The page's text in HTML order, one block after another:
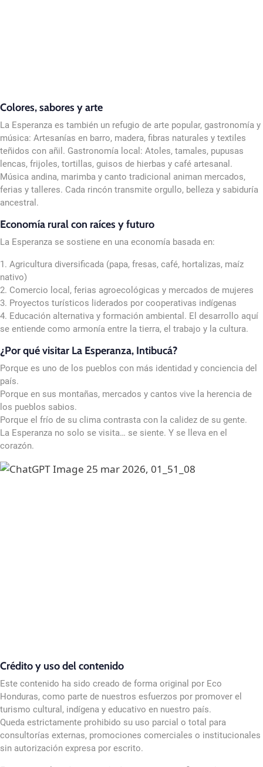
Colores, sabores y arte
La Esperanza es también un refugio de arte popular, gastronomía y
música: Artesanías en barro, madera, fibras naturales y textiles
teñidos con añil. Gastronomía local: Atoles, tamales, pupusas
lencas, frijoles, tortillas, guisos de hierbas y café artesanal.
Música andina, marimba y canto tradicional animan mercados,
ferias y talleres. Cada rincón transmite orgullo, belleza y sabiduría
ancestral.
Economía rural con raíces y futuro
La Esperanza se sostiene en una economía basada en:
1. Agricultura diversificada (papa, fresas, café, hortalizas, maíz
nativo)
2. Comercio local, ferias agroecológicas y mercados de mujeres
3. Proyectos turísticos liderados por cooperativas indígenas
4. Educación alternativa y formación ambiental. El desarrollo aquí
se entiende como armonía entre la tierra, el trabajo y la cultura.
¿Por qué visitar La Esperanza, Intibucá?
Porque es uno de los pueblos con más identidad y conciencia del
país.
Porque en sus montañas, mercados y cantos vive la herencia de
los pueblos sabios.
Porque el frío de su clima contrasta con la calidez de su gente.
La Esperanza no solo se visita… se siente. Y se lleva en el
corazón.
Crédito y uso del contenido
Este contenido ha sido creado de forma original por Eco
Honduras, como parte de nuestros esfuerzos por promover el
turismo cultural, indígena y educativo en nuestro país.
Queda estrictamente prohibido su uso parcial o total para
consultorías externas, promociones comerciales o institucionales
sin autorización expresa por escrito.